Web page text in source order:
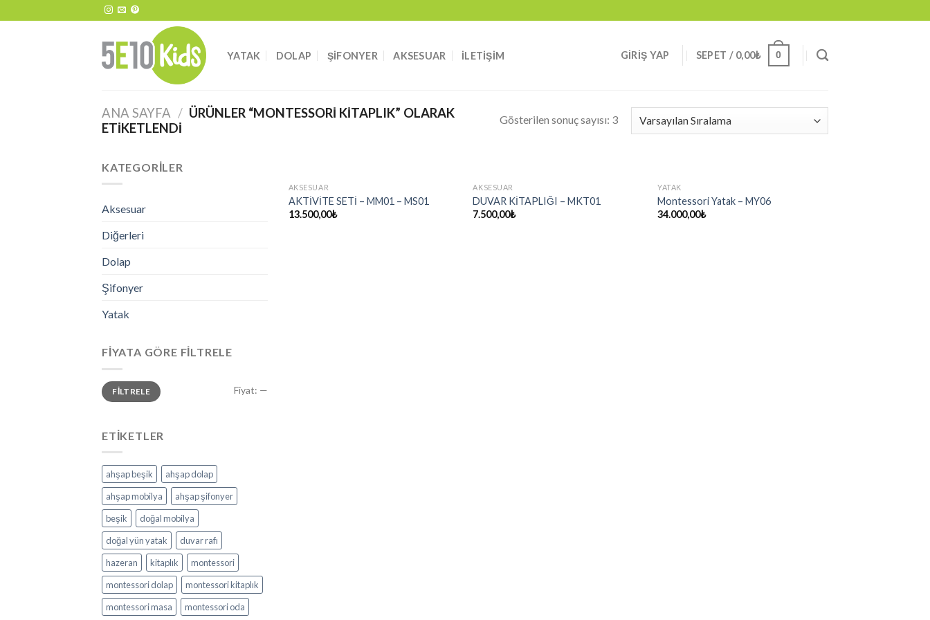
YATAK DOLAP ŞIFONYER AKSESUAR İLETIŞIM GIRIŞ YAP SEPET / 0,00₺ 0
ANA SAYFA / ÜRÜNLER “MONTESSORI KITAPLIK” OLARAK
ETIKETLENDI
Gösterilen sonuç sayısı: 3
KATEGORILER
Aksesuar
Diğerleri
Dolap
Şifonyer
Yatak
FIYATA GÖRE FILTRELE
FILTRELE Fiyat: —
ETIKETLER
ahşap beşik
ahşap dolap
ahşap mobilya
ahşap şifonyer
beşik
doğal mobilya
doğal yün yatak
duvar rafı
hazeran
kitaplık
montessori
montessori dolap
montessori kitaplık
montessori masa
montessori oda
AKSESUAR
AKTİVİTE SETİ – MM01 – MS01
13.500,00₺
AKSESUAR
DUVAR KİTAPLIĞI – MKT01
7.500,00₺
YATAK
Montessori Yatak – MY06
34.000,00₺